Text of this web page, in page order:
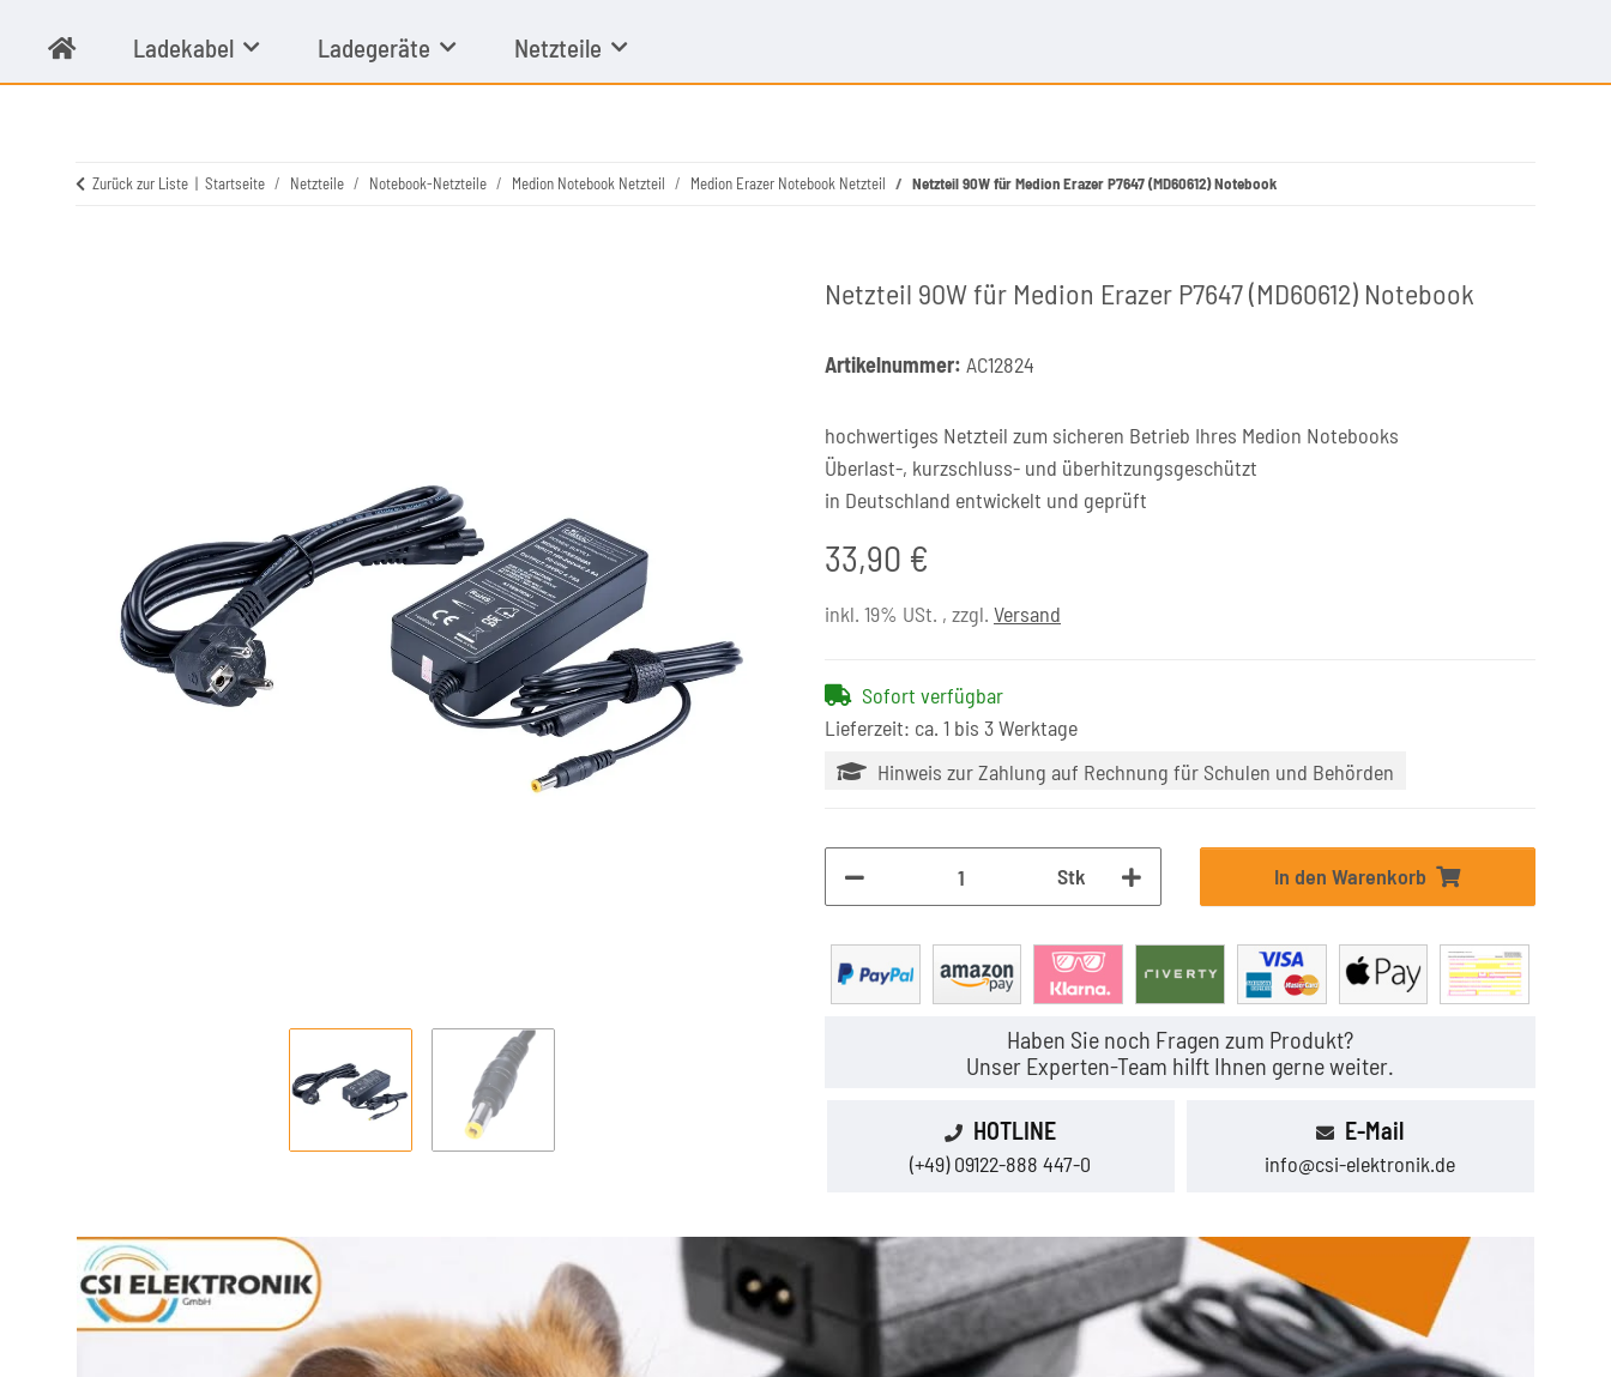
Ladekabel Ladegeräte Netzteile
Zurück zur Liste Startseite Netzteile Notebook-Netzteile Medion Notebook Netzteil Medion Erazer Notebook Netzteil Netzteil 90W für Medion Erazer P7647 (MD60612) Notebook
Netzteil 90W für Medion Erazer P7647 (MD60612) Notebook
Artikelnummer: AC12824
hochwertiges Netzteil zum sicheren Betrieb Ihres Medion Notebooks
Überlast-, kurzschluss- und überhitzungsgeschützt
in Deutschland entwickelt und geprüft
33,90 €
inkl. 19% USt. , zzgl. Versand
Sofort verfügbar
Lieferzeit: ca. 1 bis 3 Werktage
Hinweis zur Zahlung auf Rechnung für Schulen und Behörden
Stk In den Warenkorb
Haben Sie noch Fragen zum Produkt?
Unser Experten-Team hilft Ihnen gerne weiter.
HOTLINE
(+49) 09122-888 447-0
E-Mail
info@csi-elektronik.de